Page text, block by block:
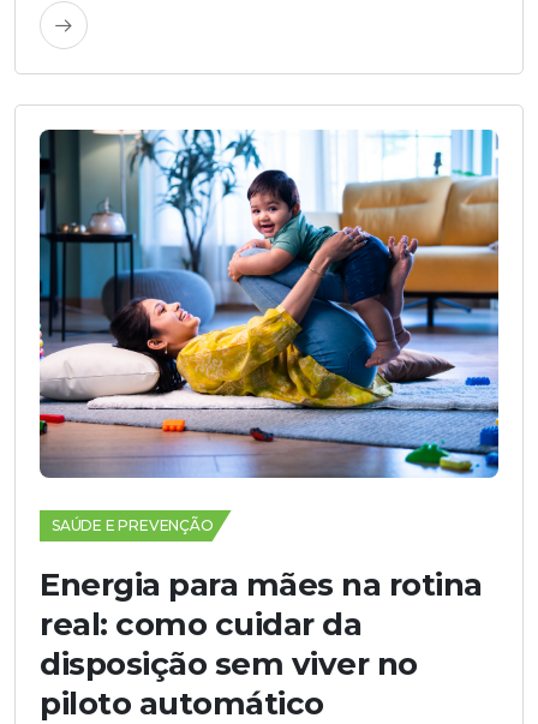
SAÚDE E PREVENÇÃO
Energia para mães na rotina
real: como cuidar da
disposição sem viver no
piloto automático